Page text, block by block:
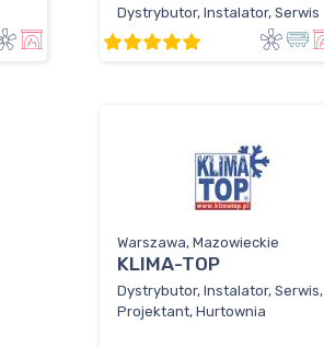
Dystrybutor, Instalator, Serwis
Warszawa, Mazowieckie
KLIMA-TOP
Dystrybutor, Instalator, Serwis,
Projektant, Hurtownia